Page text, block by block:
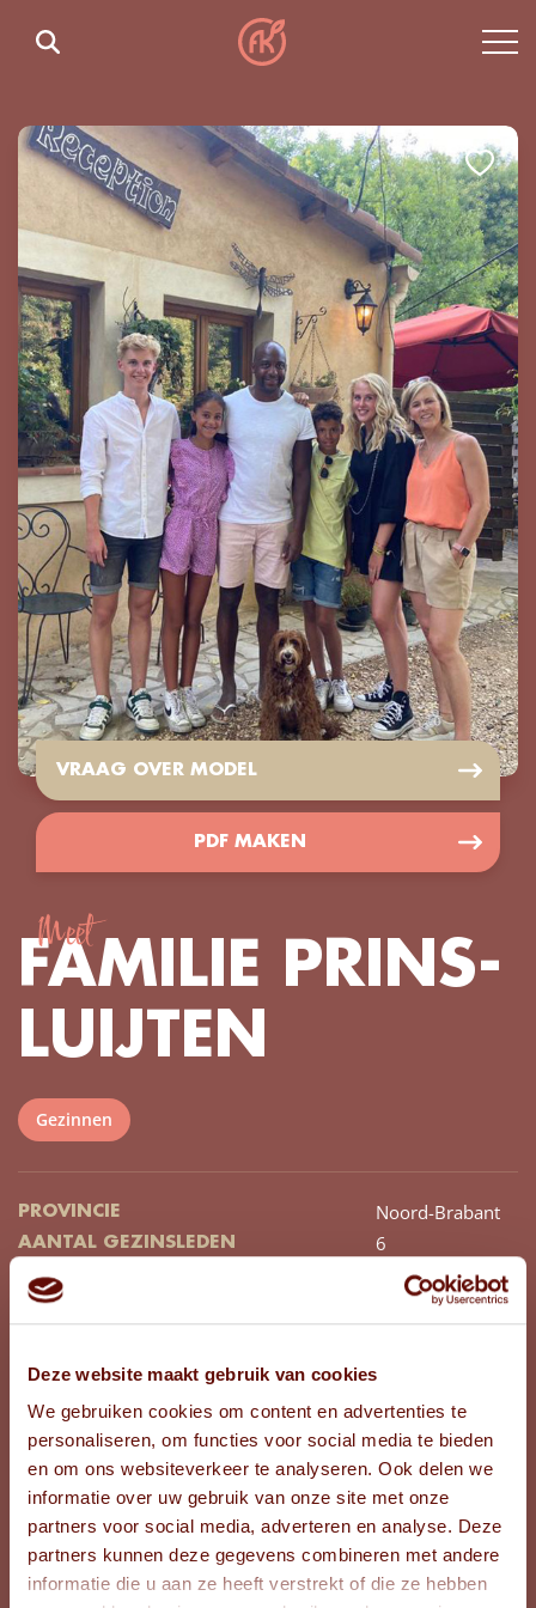
Deze website maakt gebruik van cookies
We gebruiken cookies om content en advertenties te
personaliseren, om functies voor social media te bieden
en om ons websiteverkeer te analyseren. Ook delen we
informatie over uw gebruik van onze site met onze
partners voor social media, adverteren en analyse. Deze
partners kunnen deze gegevens combineren met andere
informatie die u aan ze heeft verstrekt of die ze hebben
VRAAG OVER MODEL
PDF MAKEN
Meet
FAMILIE PRINS-
LUIJTEN
Gezinnen
PROVINCIE Noord-Brabant
AANTAL GEZINSLEDEN 6
NAAM MOEDER Sabine
LEEFTIJD MOEDER
LEEFTIJD VADER 48
Fenne
LEEFTIJD OUDSTE DOCHTER 22
NAAM OUDSTE ZOON Ties
LEEFTIJD OUDSTE ZOON 19
NAAM JONGSTE DOCHTER Bibi
LEEFTIJD JONGSTE DOCHTER 15
NAAM JONGSTE ZOON Bing